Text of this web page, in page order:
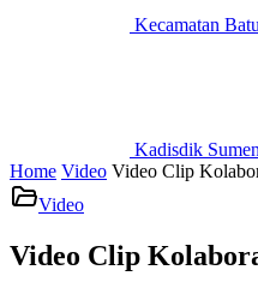
Kecamatan
Kadisdik
Home Video Video Clip
Video
Video Clip